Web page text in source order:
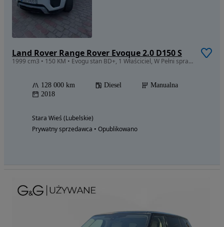
Land Rover Range Rover Evoque 2.0 D150 S
1999 cm3 • 150 KM • Evogu stan BD+, 1 Właściciel, W Pełni sprawny, Po faceliftingu
128 000 km Diesel
Manualna
2018
Stara Wieś (Lubelskie)
Prywatny sprzedawca • Opublikowano